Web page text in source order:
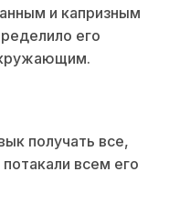
и капризным
его
получать все,
всем его